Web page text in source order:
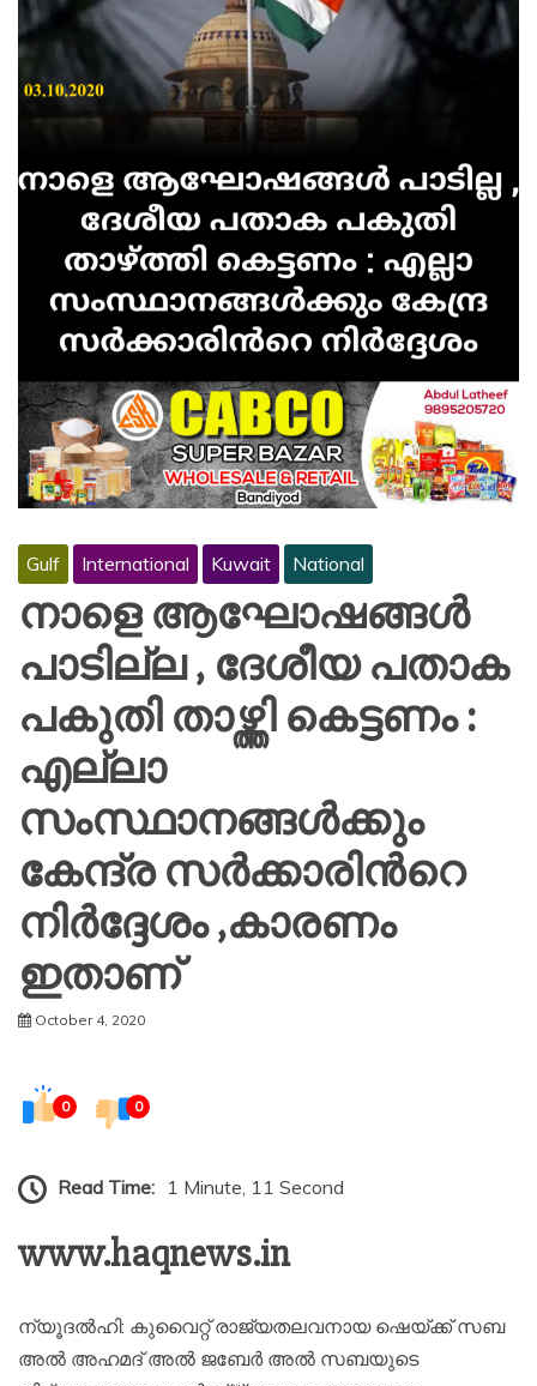
Gulf International Kuwait National
നാളെ ആഘോഷങ്ങൾ
പാടില്ല , ദേശീയ പതാക
പകുതി താഴ്ത്തി കെട്ടണം :
എല്ലാ
സംസ്ഥാനങ്ങൾക്കും
കേന്ദ്ര സർക്കാരിൻറെ
നിർദ്ദേശം ,കാരണം
ഇതാണ്
October 4, 2020
0 0
Read Time: 1 Minute, 11 Second
www.haqnews.in
ന്യൂദല്‍ഹി: കുവൈറ്റ് രാജ്യതലവനായ ഷെയ്ക്ക് സബ
അല്‍ അഹമദ് അല്‍ ജബേര്‍ അല്‍ സബയുടെ